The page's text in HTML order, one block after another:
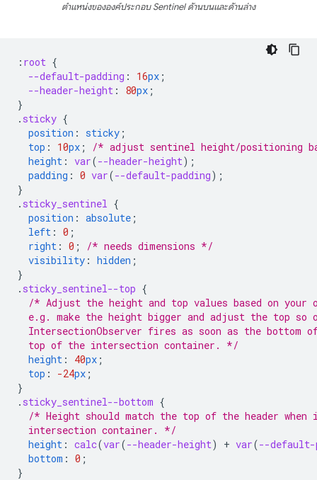
ตําแหน่งขององค์ประกอบ Sentinel ด้านบนและด้านล่าง
: root {
--default-padding : 16px ;
--header-height : 80px ;
}
. sticky {
position : sticky ;
top : 10px ;
/* adjust sentinel height/positioning
height : var(--header-height);
padding : 0 var(--default-padding);
}
. sticky_sentinel {
position : absolute ;
left : 0 ;
right : 0 ;
/* needs dimensions */
visibility : hidden ;
}
. sticky_sentinel--top {
/* Adjust the height and top values based on
e.g. make the height bigger and adjust the top so
IntersectionObserver fires as soon as the bottom
  top of the intersection container. */
height : 40px ;
top : -24px ;
}
. sticky_sentinel--bottom {
/* Height should match the top of the header
  intersection container. */
height : calc(var(--header-height) + var(--default-
bottom : 0 ;
}